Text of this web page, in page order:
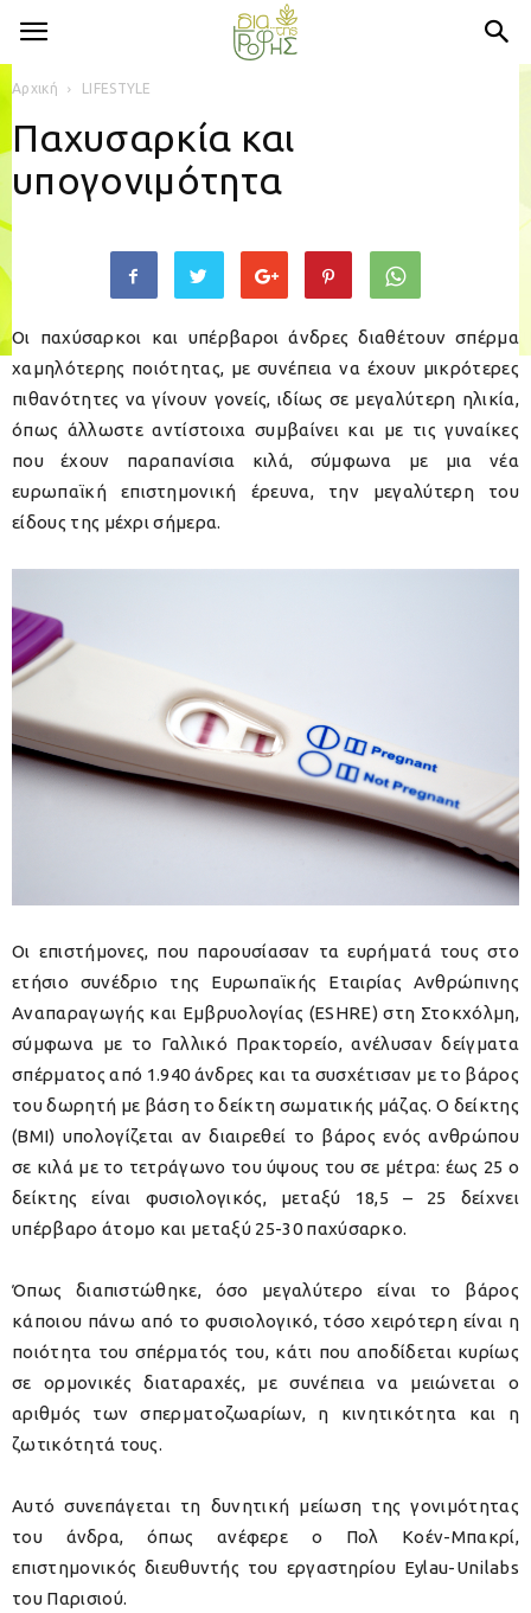
Αρχική LIFESTYLE
Παχυσαρκία και
υπογονιμότητα
Οι παχύσαρκοι και υπέρβαροι άνδρες διαθέτουν σπέρμα
χαμηλότερης ποιότητας, με συνέπεια να έχουν μικρότερες
πιθανότητες να γίνουν γονείς, ιδίως σε μεγαλύτερη ηλικία,
όπως άλλωστε αντίστοιχα συμβαίνει και με τις γυναίκες
που έχουν παραπανίσια κιλά, σύμφωνα με μια νέα
ευρωπαϊκή επιστημονική έρευνα, την μεγαλύτερη του
είδους της μέχρι σήμερα.
Οι επιστήμονες, που παρουσίασαν τα ευρήματά τους στο
ετήσιο συνέδριο της Ευρωπαϊκής Εταιρίας Ανθρώπινης
Αναπαραγωγής και Εμβρυολογίας (ESHRE) στη Στοκχόλμη,
σύμφωνα με το Γαλλικό Πρακτορείο, ανέλυσαν δείγματα
σπέρματος από 1.940 άνδρες και τα συσχέτισαν με το βάρος
του δωρητή με βάση το δείκτη σωματικής μάζας. Ο δείκτης
(ΒΜΙ) υπολογίζεται αν διαιρεθεί το βάρος ενός ανθρώπου
σε κιλά με το τετράγωνο του ύψους του σε μέτρα: έως 25 ο
δείκτης είναι φυσιολογικός, μεταξύ 18,5 – 25 δείχνει
υπέρβαρο άτομο και μεταξύ 25-30 παχύσαρκο.
Όπως διαπιστώθηκε, όσο μεγαλύτερο είναι το βάρος
κάποιου πάνω από το φυσιολογικό, τόσο χειρότερη είναι η
ποιότητα του σπέρματός του, κάτι που αποδίδεται κυρίως
σε ορμονικές διαταραχές, με συνέπεια να μειώνεται ο
αριθμός των σπερματοζωαρίων, η κινητικότητα και η
ζωτικότητά τους.
Αυτό συνεπάγεται τη δυνητική μείωση της γονιμότητας
του άνδρα, όπως ανέφερε ο Πολ Κοέν-Μπακρί,
επιστημονικός διευθυντής του εργαστηρίου Eylau-Unilabs
του Παρισιού.